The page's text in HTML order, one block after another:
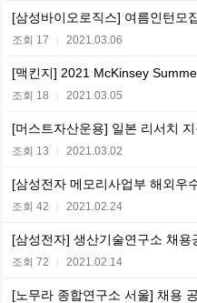
[삼성바이오로직스] 여름인턴모
조회 17 | 2021.03.06
[맥킨지] 2021 McKinsey
조회 18 | 2021.03.05
[머스트자산운용] 일본 리서치
조회 13 | 2021.03.02
[삼성전자 메모리사업부 해외우
조회 42 | 2021.02.24
[삼성전자] 생산기술연구소 채용
조회 72 | 2021.02.14
[노무라 종합연구소 서울] 채용